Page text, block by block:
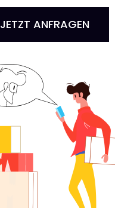
JETZT ANFRAGEN